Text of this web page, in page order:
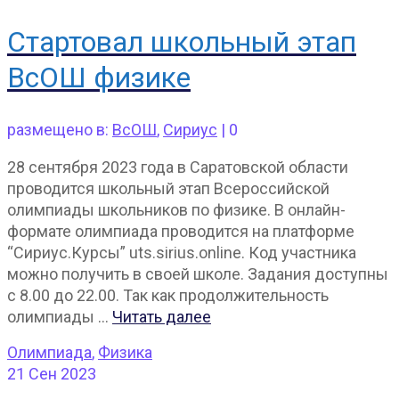
Стартовал школьный этап
ВсОШ физике
размещено в: ВсОШ, Сириус | 0
28 сентября 2023 года в Саратовской области
проводится школьный этап Всероссийской
олимпиады школьников по физике. В онлайн-
формате олимпиада проводится на платформе
“Сириус.Курсы” uts.sirius.online. Код участника
можно получить в своей школе. Задания доступны
с 8.00 до 22.00. Так как продолжительность
олимпиады … Читать далее
Олимпиада, Физика
21 Сен 2023